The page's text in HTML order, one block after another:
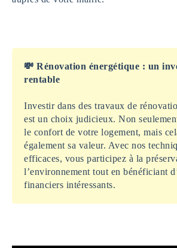
💸 Rénovation énergétique : un
rentable
Investir dans des travaux de
est un choix judicieux. Non
le confort de votre logement, mais
également sa valeur. Avec nos
efficaces, vous participez à la
l’environnement tout en bénéficiant
financiers intéressants.